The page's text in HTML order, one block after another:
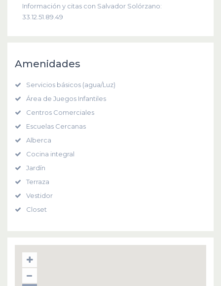
Información y citas con Salvador Solórzano:
33.12.51.89.49
Amenidades
Servicios básicos (agua/Luz)
Área de Juegos Infantiles
Centros Comerciales
Escuelas Cercanas
Alberca
Cocina integral
Jardín
Terraza
Vestidor
Closet